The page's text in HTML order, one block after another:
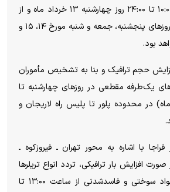
فاسدشدنی از ساعت ۱۰:۰۰ تا ۲۴:۰۰ روز چهارشنبه ۱۳ خرداد ماه و از
ساعت ۰۷:۰۰ تا ۲۴:۰۰ روز‌های پنجشنبه، جمعه و شنبه مورخ ۱۴، ۱۵ و
حجم ترافیک و بنا به تشخیص مأموران
یک‌طرفه مقطعی در روز‌های چهارشنبه تا
تا ۱۶ خردادماه) در محدوده پلور تا پلیس راه لاریجان و
با اشاره به محور تهران ـ فیروزکوه ـ
افزایش بار ترافیکی، تردد انواع تریلر‌ها
به استثنای حاملان مواد سوختی و فاسدشدنی از ساعت ۱۳:۰۰ تا